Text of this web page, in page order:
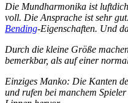
Die Mundharmonika ist
voll. Die Ansprache ist sehr
Bending-Eigenschaften. Und
Durch die kleine Größe
bemerkbar, als auf einer
Einziges Manko: Die Kanten
und rufen bei manchem